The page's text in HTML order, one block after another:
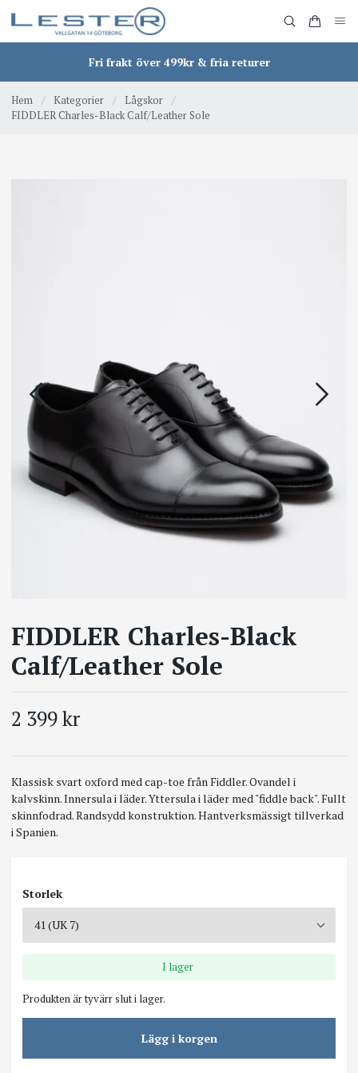
Fri frakt över 499kr & fria returer
Hem / Kategorier / Lågskor
/
FIDDLER Charles-Black Calf/Leather Sole
FIDDLER Charles-Black
Calf/Leather Sole
2 399 kr
Klassisk svart oxford med cap-toe från Fiddler. Ovandel i
kalvskinn. Innersula i läder. Yttersula i läder med "fiddle back". Fullt
skinnfodrad. Randsydd konstruktion. Hantverksmässigt tillverkad
i Spanien.
Storlek
I lager
Produkten är tyvärr slut i lager.
Lägg i korgen